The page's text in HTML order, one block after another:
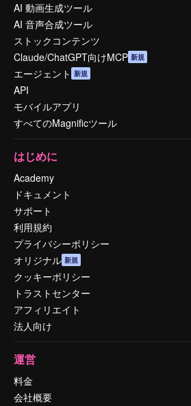
AI 動画生成ツール
AI 音声合成ツール
ストックコンテンツ
Claude/ChatGPT向けMCP 新規
エージェント 新規
API
モバイルアプリ
すべてのMagnificツール
はじめに
Academy
ドキュメント
サポート
利用規約
プライバシーポリシー
オリジナル 新規
クッキーポリシー
トラストセンター
アフィリエイト
法人向け
運営
料金
会社概要